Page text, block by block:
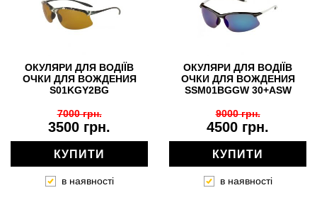
ОКУЛЯРИ ДЛЯ ВОДІЇВ
ОЧКИ ДЛЯ ВОЖДЕНИЯ
S01KGY2BG
3500 грн.
7000 грн.
КУПИТИ
в наявності
ОКУЛЯРИ ДЛЯ ВОДІЇВ
ОЧКИ ДЛЯ ВОЖДЕНИЯ
SSM01BGGW 30+ASW
4500 грн.
9000 грн.
КУПИТИ
в наявності